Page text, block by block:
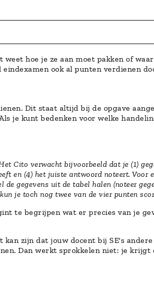
hoe je ze aan moet pakken of
ook al punten verdienen
Dit staat altijd bij de opgave
je kunt bedenken voor welke
Cito verwacht bijvoorbeeld dat je (1)
en (4) het juiste antwoord noteert. Voor
gegevens uit de tabel halen (noteer
je toch nog twee van de vier punten
te begrijpen wat er precies van je
zijn dat jouw docent bij SE's
Dan werkt sprokkelen niet: je krijgt